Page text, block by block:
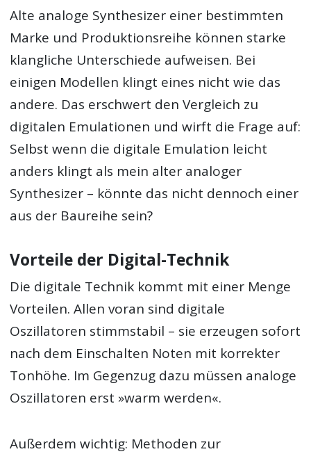
Alte analoge Synthesizer einer bestimmten
Marke und Produktionsreihe können starke
klangliche Unterschiede aufweisen. Bei
einigen Modellen klingt eines nicht wie das
andere. Das erschwert den Vergleich zu
digitalen Emulationen und wirft die Frage auf:
Selbst wenn die digitale Emulation leicht
anders klingt als mein alter analoger
Synthesizer – könnte das nicht dennoch einer
aus der Baureihe sein?
Vorteile der Digital-Technik
Die digitale Technik kommt mit einer Menge
Vorteilen. Allen voran sind digitale
Oszillatoren stimmstabil – sie erzeugen sofort
nach dem Einschalten Noten mit korrekter
Tonhöhe. Im Gegenzug dazu müssen analoge
Oszillatoren erst »warm werden«.
Außerdem wichtig: Methoden zur